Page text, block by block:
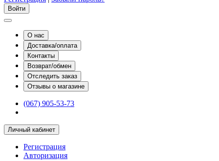
О нас
Доставка/оплата
Контакты
Возврат/обмен
Отследить заказ
Отзывы о магазине
(067) 905-53-73
Личный кабинет
Регистрация
Авторизация